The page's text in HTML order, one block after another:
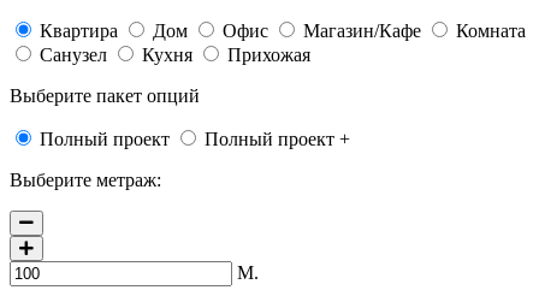
Квартира Дом Офис Магазин/Кафе
Комната
Санузел
Кухня
Прихожая
Выберите пакет опций
Полный проект
Полный проект +
Выберите метраж:
М.